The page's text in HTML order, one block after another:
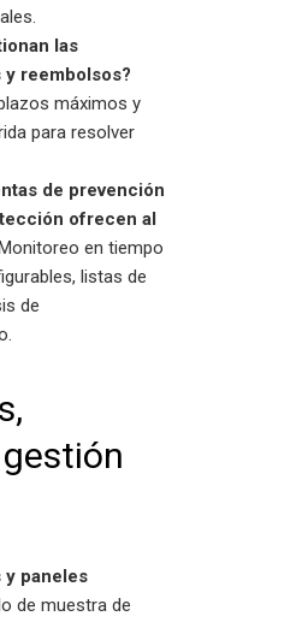
las
reembolsos?
máximos y
para resolver
de prevención
ofrecen al
Monitoreo en tiempo
listas de
de
y paneles
de muestra de